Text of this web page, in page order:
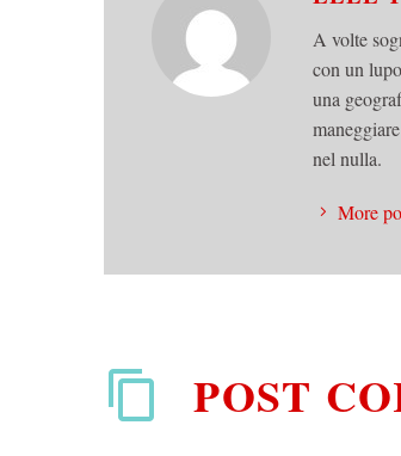
A volte
con un
una
nel nulla.
More
POST